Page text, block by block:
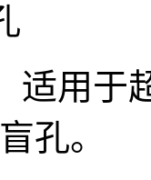
用于超
孔。